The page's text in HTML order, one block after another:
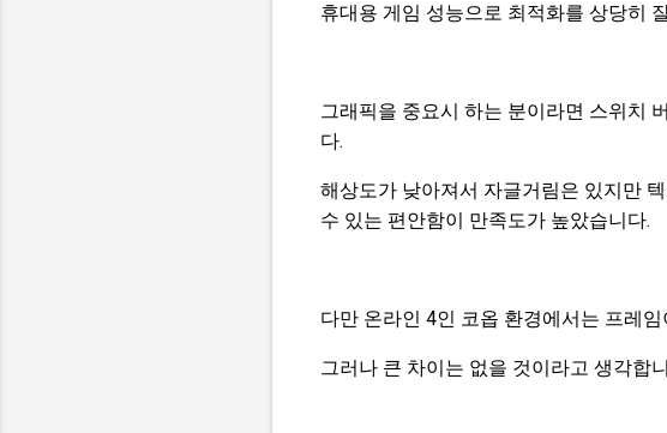
휴대용 게임 성능으로 최적화를 상당히
그래픽을 중요시 하는 분이라면 스위치
다.
해상도가 낮아져서 자글거림은 있지만
수 있는 편안함이 만족도가 높았습니다.
다만 온라인 4인 코옵 환경에서는 프레
그러나 큰 차이는 없을 것이라고 생각합